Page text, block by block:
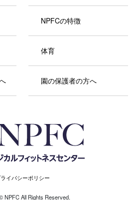
NPFCの特徴
体育
園の保護者の方へ
イバシーポリシー
NPFC All Rights Reserved.